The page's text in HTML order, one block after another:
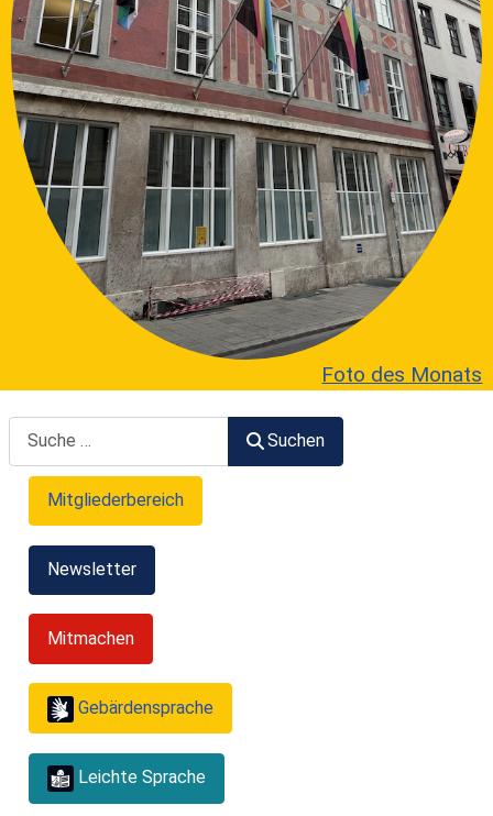
Foto des Monats
Suchen
Suchen
Mitgliederbereich
Newsletter
Mitmachen
Gebärdensprache
Leichte Sprache